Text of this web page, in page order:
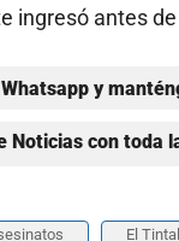
ingresó antes
y
Noticias con toda
El Tintal